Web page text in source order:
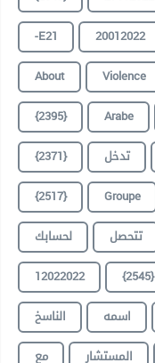
-E21
20012022
About
Violence
{2395}
Arabe
{2371}
تدخل
{2517}
Groupe
لحسابك
تتحصل
12022022
{2545}
الناسخ
اسمه
مع
المستشار